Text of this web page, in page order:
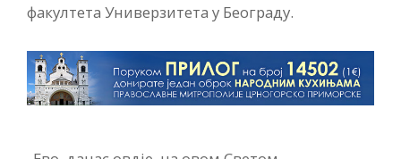
факултета Универзитета у Београду.